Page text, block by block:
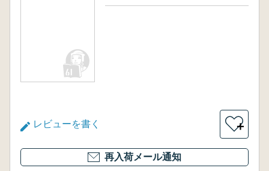
レビューを書く ＋
再入荷メール通知